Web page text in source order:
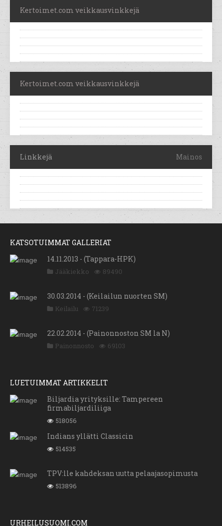
Kertoimet.com veikkausvinkkejä
Kertoimet.com veikkausvinkkejä
Linkkejä Mainos
KATSOTUIMMAT GALLERIAT
14.11.2013 - (Tappara-HPK)
Jääkiekko 89490
30.03.2014 - (Keilailun nuorten SM)
Keilailu 71239
22.02.2014 - (Painonnoston SM la N)
Painonnosto 69103
LUETUIMMAT ARTIKKELIT
Biljardia yrityksille: Tampereen
firmabiljardiliiga
518056
Indians yllätti Classicin
514535
TPV:lle kahdeksan uutta pelaajasopimusta
513896
URHEILUSUOMI.COM